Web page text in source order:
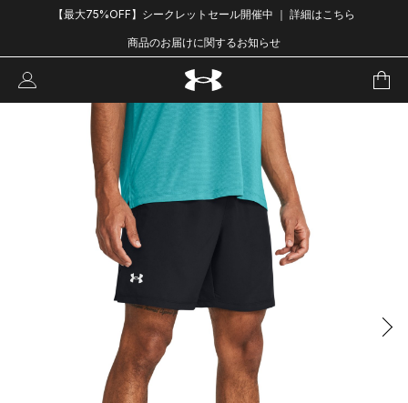
【最大75%OFF】シークレットセール開催中 ｜ 詳細はこちら
商品のお届けに関するお知らせ